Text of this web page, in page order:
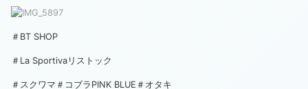
＃BT SHOP
＃La Sportivaリストック
＃スクワマ＃コブラPINK BLUE＃オタキ